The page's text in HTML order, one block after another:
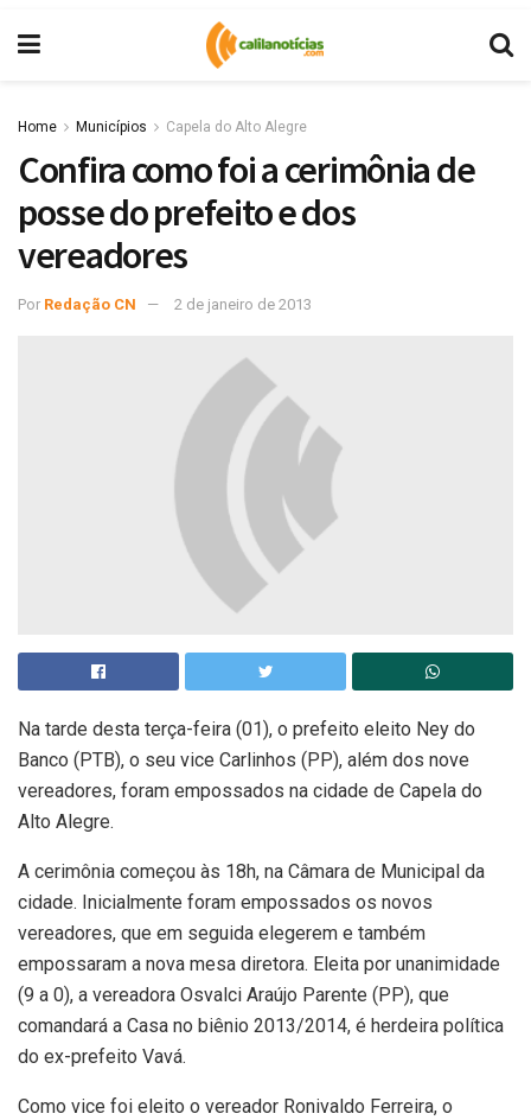
Home Municípios Capela do Alto Alegre
Confira como foi a cerimônia de
posse do prefeito e dos
vereadores
Por Redação CN 2 de janeiro de 2013
Na tarde desta terça-feira (01), o prefeito eleito Ney do
Banco (PTB), o seu vice Carlinhos (PP), além dos nove
vereadores, foram empossados na cidade de Capela do
Alto Alegre.
A cerimônia começou às 18h, na Câmara de Municipal da
cidade. Inicialmente foram empossados os novos
vereadores, que em seguida elegerem e também
empossaram a nova mesa diretora. Eleita por unanimidade
(9 a 0), a vereadora Osvalci Araújo Parente (PP), que
comandará a Casa no biênio 2013/2014, é herdeira política
do ex-prefeito Vavá.
Como vice foi eleito o vereador Ronivaldo Ferreira, o